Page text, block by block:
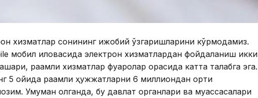
хизматлар сонининг ижобий ўзгаришларини кўрмоқдамиз.
мобил иловасида электрон хизматлардан фойдаланиш икки
рақамли хизматлар фуқаролар орасида катта талабга эга.
5 ойида рақамли ҳужжатларни 6 миллиондан ортиқ
Умуман олганда, бу давлат органлари ва муассасалари